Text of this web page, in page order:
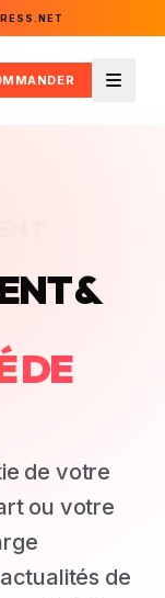
Menu
&
DE
de votre
ou votre
de